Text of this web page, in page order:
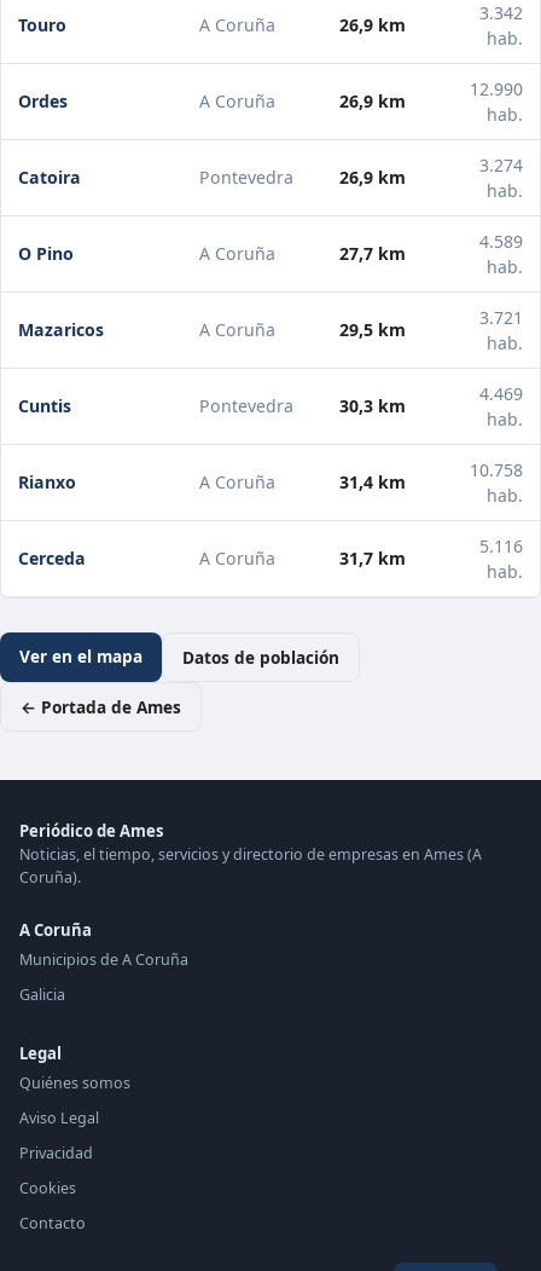
Touro A Coruña 26,9 km
3.342
hab.
Ordes A Coruña 26,9 km
12.990
hab.
Catoira Pontevedra 26,9 km
3.274
hab.
O Pino A Coruña 27,7 km
4.589
hab.
Mazaricos A Coruña 29,5 km
3.721
hab.
Cuntis Pontevedra 30,3 km
4.469
hab.
Rianxo A Coruña 31,4 km
10.758
hab.
Cerceda A Coruña 31,7 km
5.116
hab.
Ver en el mapa Datos de población
← Portada de Ames
Periódico de Ames
Noticias, el tiempo, servicios y directorio de empresas en Ames (A
Coruña).
A Coruña
Municipios de A Coruña
Galicia
Legal
Quiénes somos
Aviso Legal
Privacidad
Cookies
Contacto